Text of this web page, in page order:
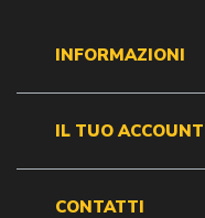
INFORMAZIONI
IL TUO ACCOUNT
CONTATTI